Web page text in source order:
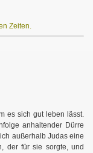
Zeiten.
es sich gut leben lässt.
anhaltender Dürre
außerhalb Judas eine
der für sie sorgte, und